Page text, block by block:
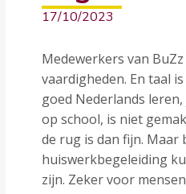
17/10/2023
Medewerkers van
vaardigheden. En taal
goed Nederlands
op school, is niet
de rug is dan fijn. Maar
huiswerkbegeleiding
zijn. Zeker voor